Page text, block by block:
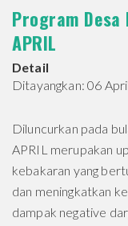
Program Desa
APRIL
Detail
Ditayangkan: 06
Diluncurkan pada
APRIL merupakan
kebakaran yang
dan meningkatkan
dampak negative